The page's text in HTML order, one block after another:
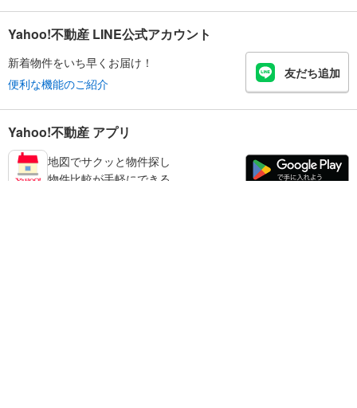
Yahoo!不動産 LINE公式アカウント
新着物件をいち早くお届け！
便利な機能のご紹介
友だち追加
Yahoo!不動産 アプリ
地図でサクッと物件探し
物件比較が手軽にできる